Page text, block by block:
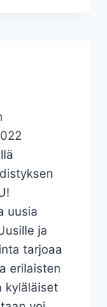
uusia
ja
tarjoaa
erilaisten
kyläläiset